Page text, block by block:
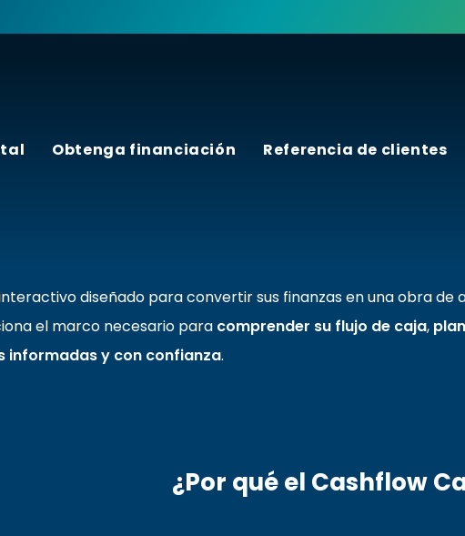
Obtenga financiación Referencia de clientes
su
diseñado para convertir sus finanzas en una obra de
el marco necesario para comprender su flujo de caja,
informadas y con confianza.
¿Por qué el Cashflow